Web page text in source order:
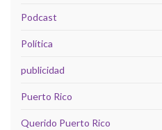
Podcast
Política
publicidad
Puerto Rico
Querido Puerto Rico